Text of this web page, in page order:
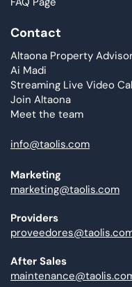
Contact
Altaona Property
Ai Madi
Streaming Live Video
Join Altaona
Meet the team
info@taolis.com
Marketing
marketing@taolis.com
Providers
After Sales